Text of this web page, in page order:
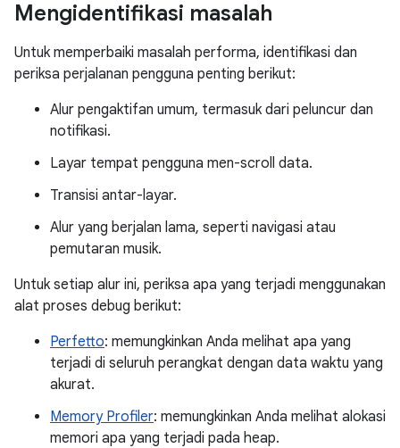
Mengidentifikasi masalah
Untuk memperbaiki masalah performa, identifikasi dan
periksa perjalanan pengguna penting berikut:
Alur pengaktifan umum, termasuk dari peluncur dan
notifikasi.
Layar tempat pengguna men-scroll data.
Transisi antar-layar.
Alur yang berjalan lama, seperti navigasi atau
pemutaran musik.
Untuk setiap alur ini, periksa apa yang terjadi menggunakan
alat proses debug berikut:
Perfetto: memungkinkan Anda melihat apa yang
terjadi di seluruh perangkat dengan data waktu yang
akurat.
Memory Profiler: memungkinkan Anda melihat alokasi
memori apa yang terjadi pada heap.